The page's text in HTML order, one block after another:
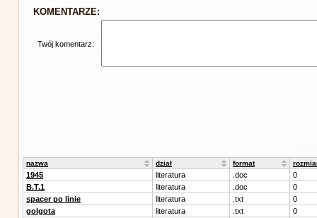
KOMENTARZE:
Twój komentarz:
nazwa dział format
1945 literatura .doc
0
B.T.1
literatura .doc
0
spacer po linie
literatura .txt
0
golgota
literatura .txt
0